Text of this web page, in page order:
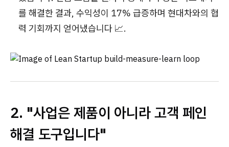
를 해결한 결과, 수익성이 17% 급증하며 현대차와의 협
력 기회까지 얻어냈습니다 📈.
2. "사업은 제품이 아니라 고객 페인
해결 도구입니다"